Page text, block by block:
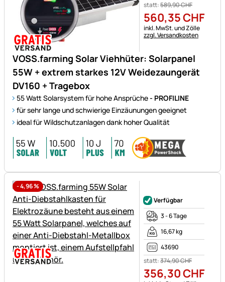
VOSS.farming Solar Viehhüter: Solarpanel
55W + extrem starkes 12V Weidezaungerät
DV160 + Tragebox
55 Watt Solarsystem für hohe Ansprüche- PROFILINE
für sehr lange und schwierige Einzäunungen geeignet
ideal für Wildschutzanlagen dank hoher Qualität
statt:589,90CHF
560,35CHF
Steuerhinweis:
inkl. MwSt. und Zölle
zzgl. Versandkosten
-4,96%
Verfügbar
3 - 6 Tage
16,67 kg
43690
statt:374,90CHF
356,30CHF